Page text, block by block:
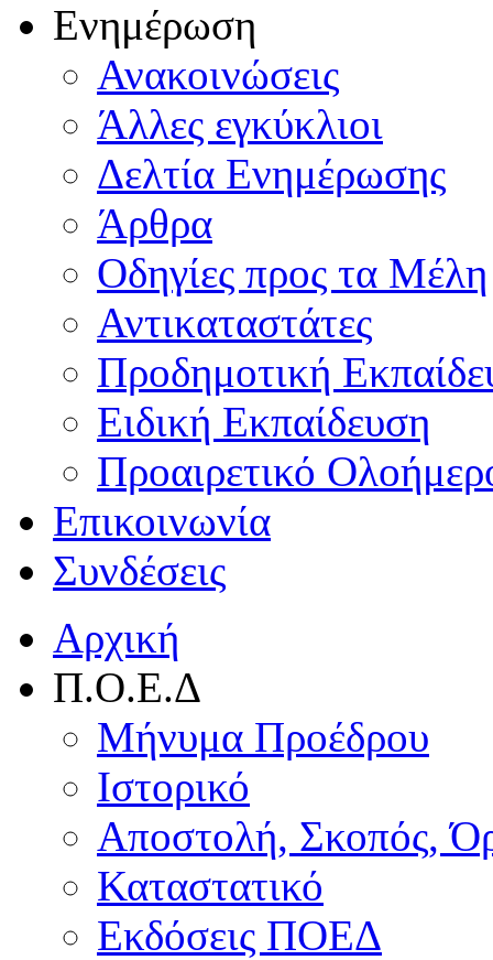
Ενημέρωση
Ανακοινώσεις
Άλλες εγκύκλιοι
Δελτία Ενημέρωσης
Άρθρα
Οδηγίες προς τα Μέλη
Αντικαταστάτες
Προδημοτική
Ειδική Εκπαίδευση
Προαιρετικό
Επικοινωνία
Συνδέσεις
Αρχική
Π.Ο.Ε.Δ
Μήνυμα Προέδρου
Ιστορικό
Αποστολή, Σκοπός,
Καταστατικό
Εκδόσεις ΠΟΕΔ